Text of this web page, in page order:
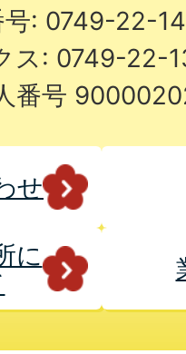
号: 0749-22-
ス: 0749-22-
番号
せ
に